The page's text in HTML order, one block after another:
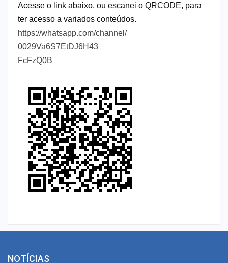
Acesse o link abaixo, ou escanei o QRCODE, para
ter acesso a variados conteúdos.
https://whatsapp.com/channel/
0029Va6S7EtDJ6H43
FcFzQ0B
NOTÍCIAS